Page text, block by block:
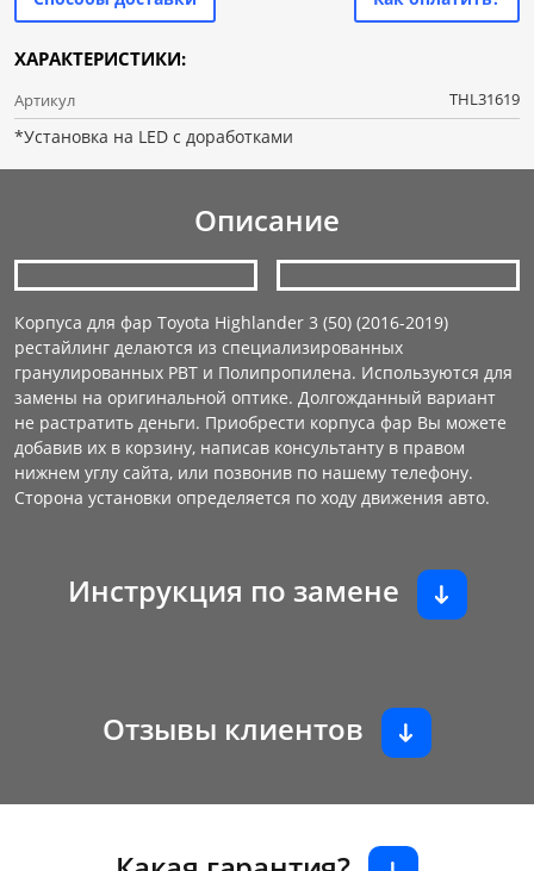
ХАРАКТЕРИСТИКИ:
Артикул THL31619
*Установка на LED c доработками
Описание
Корпуса для фар Toyota Highlander 3 (50) (2016-2019)
рестайлинг делаются из специализированных
гранулированных PBT и Полипропилена. Используются для
замены на оригинальной оптике. Долгожданный вариант
не растратить деньги. Приобрести корпуса фар Вы можете
добавив их в корзину, написав консультанту в правом
нижнем углу сайта, или позвонив по нашему телефону.
Сторона установки определяется по ходу движения авто.
Инструкция по замене
Отзывы клиентов